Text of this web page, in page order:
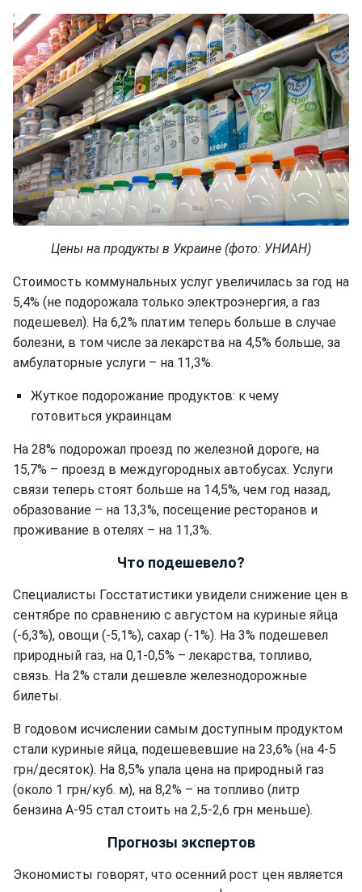
Цены на продукты в Украине (фото: УНИАН)
Стоимость коммунальных услуг увеличилась за год на
5,4% (не подорожала только электроэнергия, а газ
подешевел). На 6,2% платим теперь больше в случае
болезни, в том числе за лекарства на 4,5% больше, за
амбулаторные услуги – на 11,3%.
Жуткое подорожание продуктов: к чему
готовиться украинцам
На 28% подорожал проезд по железной дороге, на
15,7% – проезд в междугородных автобусах. Услуги
связи теперь стоят больше на 14,5%, чем год назад,
образование – на 13,3%, посещение ресторанов и
проживание в отелях – на 11,3%.
Что подешевело?
Специалисты Госстатистики увидели снижение цен в
сентябре по сравнению с августом на куриные яйца
(-6,3%), овощи (-5,1%), сахар (-1%). На 3% подешевел
природный газ, на 0,1-0,5% – лекарства, топливо,
связь. На 2% стали дешевле железнодорожные
билеты.
В годовом исчислении самым доступным продуктом
стали куриные яйца, подешевевшие на 23,6% (на 4-5
грн/десяток). На 8,5% упала цена на природный газ
(около 1 грн/куб. м), на 8,2% – на топливо (литр
бензина А-95 стал стоить на 2,5-2,6 грн меньше).
Прогнозы экспертов
Экономисты говорят, что осенний рост цен является